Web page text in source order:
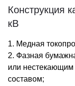
Конструкция
кВ
1. Медная
2. Фазная
или
составом;